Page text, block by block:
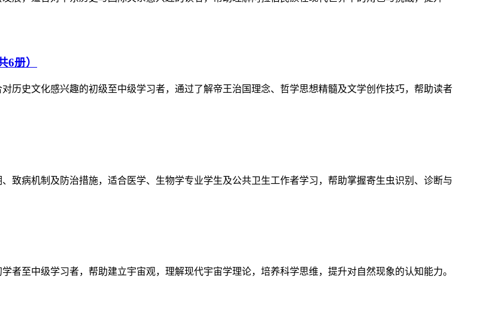
6册）
历史文化感兴趣的初级至中级学习者，通过了解帝王治国理念、哲学思想精髓及文学创作技巧，帮助读者
致病机制及防治措施，适合医学、生物学专业学生及公共卫生工作者学习，帮助掌握寄生虫识别、诊断与
者至中级学习者，帮助建立宇宙观，理解现代宇宙学理论，培养科学思维，提升对自然现象的认知能力。